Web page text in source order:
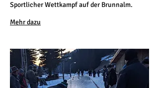
Sportlicher Wettkampf auf der Brunnalm.
Mehr dazu